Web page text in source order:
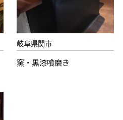
岐阜県関市
窯・黒漆喰磨き